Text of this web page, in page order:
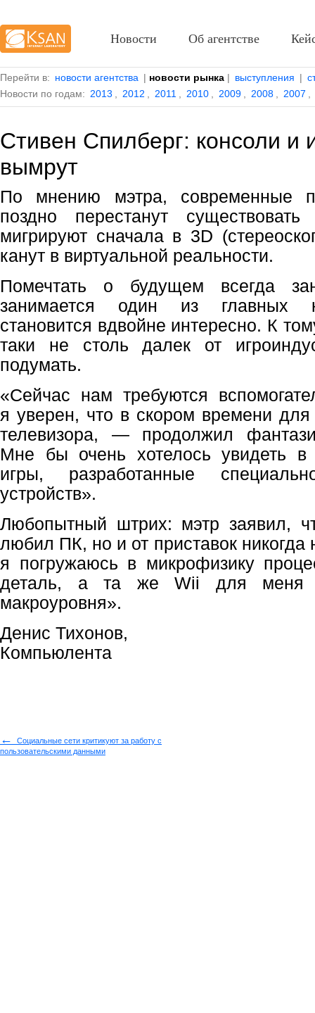
Перейти в: новости агентства | новости рынка | выступления |
Новости по годам: 2013 2012 2011 2010 2009 2008 2007
Стивен Спилберг: консоли и
вымрут
По мнению мэтра, современные
поздно перестанут
мигрируют сначала в 3D
канут в виртуальной реальности.
Помечтать о будущем всегда
занимается один из главных
становится вдвойне интересно. К
таки не столь далек от
подумать.
«Сейчас нам требуются
я уверен, что в скором времени для
телевизора, — продолжил
Мне бы очень хотелось увидеть
игры, разработанные
устройств».
Любопытный штрих: мэтр заявил,
любил ПК, но и от приставок
я погружаюсь в микрофизику
деталь, а та же Wii для меня
макроуровня».
Денис Тихонов,
Компьюлента
←
Социальные сети критикуют за работу с
пользовательскими данными
Новости Об агентстве